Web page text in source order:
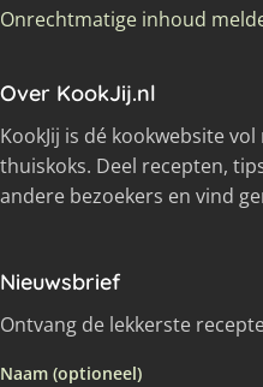
Onrechtmatige inhoud
Over KookJij.nl
KookJij is dé kookwebsite
thuiskoks. Deel recepten,
andere bezoekers en vind
Nieuwsbrief
Ontvang de lekkerste
Naam (optioneel)